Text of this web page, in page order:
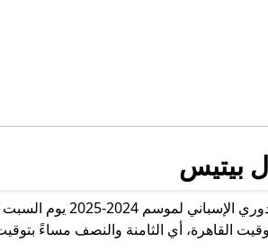
بيتيس
القاهرة، أي الثامنة والنصف مساءً